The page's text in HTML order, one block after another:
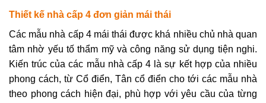
Thiết kế nhà cấp 4 đơn giản mái thái
Các mẫu nhà cấp 4 mái thái được khá nhiều chủ nhà quan
tâm nhờ yếu tố thẩm mỹ và công năng sử dụng tiện nghi.
Kiến trúc của các mẫu nhà cấp 4 là sự kết hợp của nhiều
phong cách, từ Cổ điển, Tân cổ điển cho tới các mẫu nhà
theo phong cách hiện đại, phù hợp với yêu cầu của từng